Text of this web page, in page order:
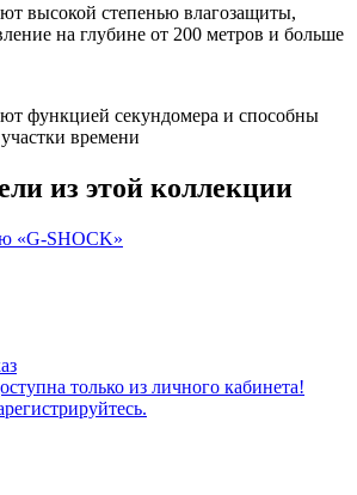
высокой степенью влагозащиты,
на глубине от 200 метров и больше
функцией секундомера и способны
времени
из этой коллекции
«G-SHOCK»
только из личного кабинета!